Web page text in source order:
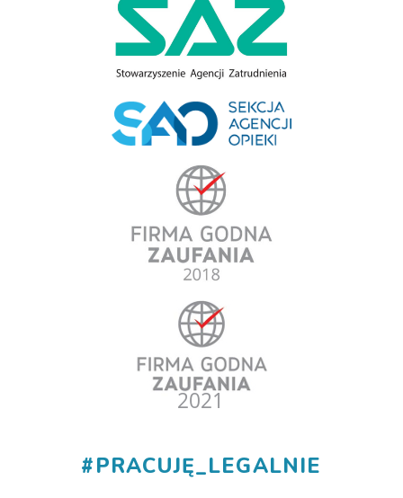
#PRACUJĘ_LEGALNIE